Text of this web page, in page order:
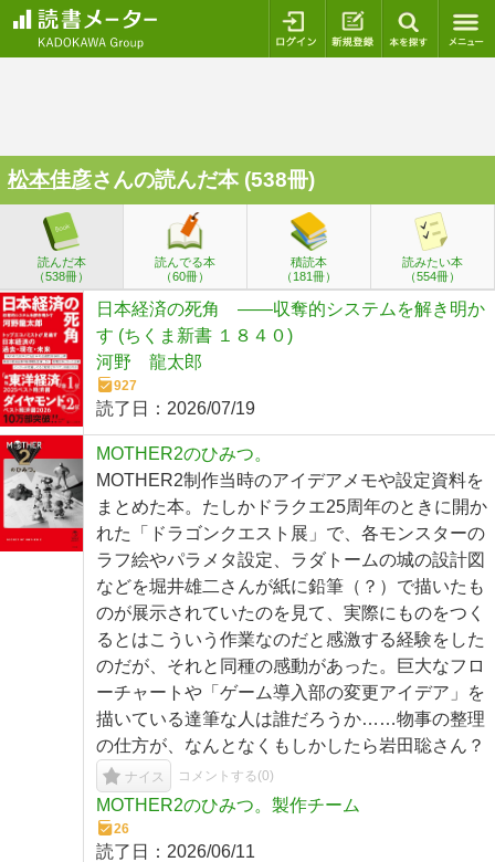
ログイン 新規登録
松本佳彦さんの読んだ本 (538冊)
読んだ本
（538冊）
読んでる本
（60冊）
積読本
（181冊）
読みたい本
（554冊）
日本経済の死角 ――収奪的システムを解き明か
す (ちくま新書 １８４０)
河野 龍太郎
927
読了日： 2026/07/19
MOTHER2のひみつ。
MOTHER2制作当時のアイデアメモや設定資料を
まとめた本。たしかドラクエ25周年のときに開か
れた「ドラゴンクエスト展」で、各モンスターの
ラフ絵やパラメタ設定、ラダトームの城の設計図
などを堀井雄二さんが紙に鉛筆（？）で描いたも
のが展示されていたのを見て、実際にものをつく
るとはこういう作業なのだと感激する経験をした
のだが、それと同種の感動があった。巨大なフロ
ーチャートや「ゲーム導入部の変更アイデア」を
描いている達筆な人は誰だろうか……物事の整理
の仕方が、なんとなくもしかしたら岩田聡さん？
ナイス コメントする(0)
MOTHER2のひみつ。製作チーム
26
読了日： 2026/06/11